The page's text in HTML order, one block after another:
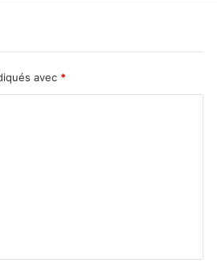
avec *